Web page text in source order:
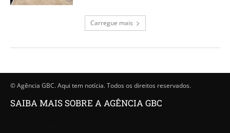
Carregue mais
© Agência GBC. Aqui tem notícia. Todos os direitos reservados.
SAIBA MAIS SOBRE A AGÊNCIA GBC